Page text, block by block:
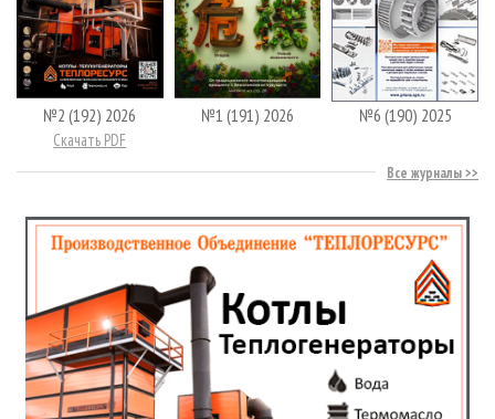
№2 (192) 2026
Скачать PDF
№1 (191) 2026 №6 (190) 2025
Все журналы